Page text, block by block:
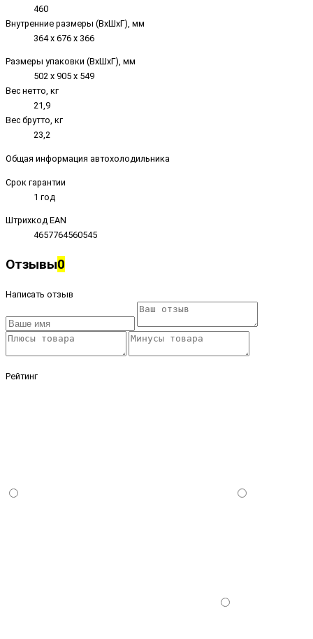
460
Внутренние размеры (ВxШxГ), мм
364 х 676 х 366
Размеры упаковки (ВxШxГ), мм
502 х 905 х 549
Вес нетто, кг
21,9
Вес брутто, кг
23,2
Общая информация автохолодильника
Срок гарантии
1 год
Штрихкод EAN
4657764560545
Отзывы0
Написать отзыв
Рейтинг